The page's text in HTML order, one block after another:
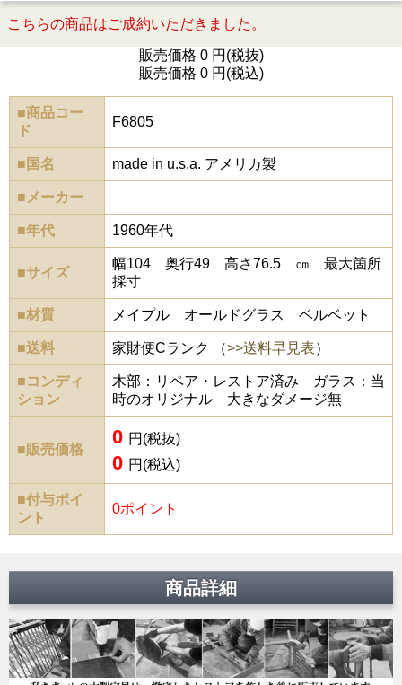
こちらの商品はご成約いただきました。
販売価格 0 円(税抜)
販売価格 0 円(税込)
■商品コー
ド
F6805
■国名 made in u.s.a. アメリカ製
■メーカー
■年代 1960年代
■サイズ
幅104 奥行49 高さ76.5 ㎝ 最大箇所
採寸
■材質 メイプル オールドグラス ベルベット
■送料 家財便Cランク （>>送料早見表）
■コンディ
ション
木部：リペア・レストア済み ガラス：当
時のオリジナル 大きなダメージ無
■販売価格
0 円(税抜)
0 円(税込)
■付与ポイ
ント
0ポイント
商品詳細